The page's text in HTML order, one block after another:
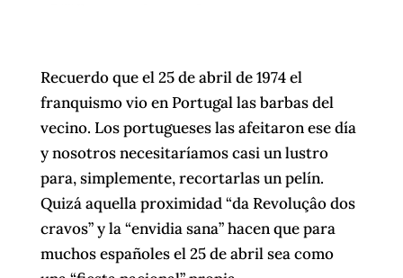
Recuerdo que el 25 de abril de 1974 el
franquismo vio en Portugal las barbas del
vecino. Los portugueses las afeitaron ese día
y nosotros necesitaríamos casi un lustro
para, simplemente, recortarlas un pelín.
Quizá aquella proximidad “da Revoluçâo dos
cravos” y la “envidia sana” hacen que para
muchos españoles el 25 de abril sea como